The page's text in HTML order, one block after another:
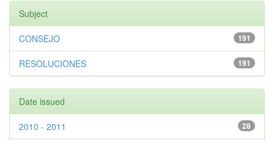
Subject
191
CONSEJO
191
RESOLUCIONES
Date issued
28
2010 - 2011